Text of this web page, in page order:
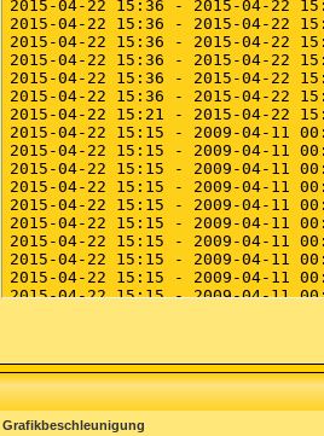
Grafikbeschleunigung